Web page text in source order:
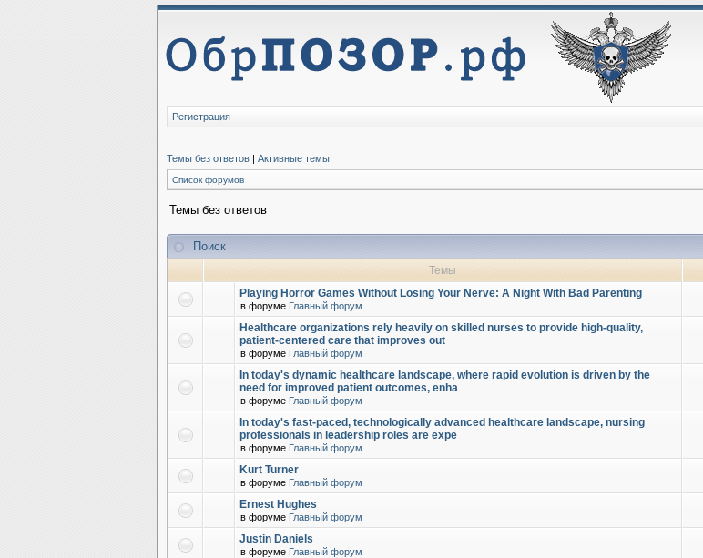
Регистрация
Темы без ответов | Активные темы
Список форумов
Темы без ответов
Поиск
Темы
Playing Horror Games Without Losing Your Nerve: A Night With Bad Parenting
в форуме Главный форум
Healthcare organizations rely heavily on skilled nurses to provide high-quality,
patient-centered care that improves out
в форуме Главный форум
In today's dynamic healthcare landscape, where rapid evolution is driven by the
need for improved patient outcomes, enha
в форуме Главный форум
In today's fast-paced, technologically advanced healthcare landscape, nursing
professionals in leadership roles are expe
в форуме Главный форум
Kurt Turner
в форуме Главный форум
Ernest Hughes
в форуме Главный форум
Justin Daniels
в форуме Главный форум